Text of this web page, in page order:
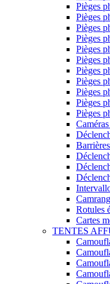
Pièges
Pièges
Pièges
Pièges
Pièges
Pièges
Pièges
Pièges
Pièges
Pièges
Pièges
Rotules
Cartes
TENTES